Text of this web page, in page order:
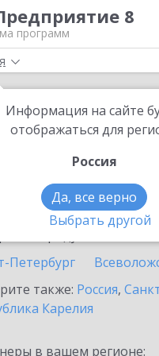
8
программ
Информация на сайте
отображаться для
Россия
Да, все верно
Выбрать другой
с
продукта.
Петербург
также: Россия,
Карелия
в вашем регионе: